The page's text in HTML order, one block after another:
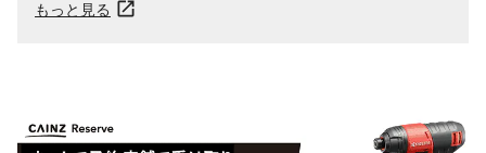
もっと見る